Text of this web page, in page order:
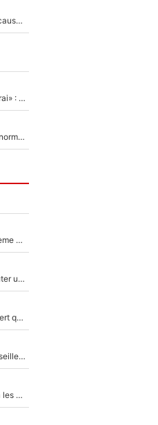
«Détester à vie», Stéphane Guy dans une embrouille à cause du PSG !
Mercato - OM - «Dès que je prends un club, je t’appellerai» : La promesse de Marcelino au moment de claquer la porte
Victime de racisme contre Murray, Kyrgios pousse un énorme coup de gueule !
Michael Olise : Pierre Ménès annonce un premier problème pour Zinedine Zidane en équipe de France
«C’est un très bon choix» : L'OM fait une offre pour recruter un ancien joueur du PSG... et c'est validé dans l'After Foot !
140M€ pour Yan Diomandé : Le PSG a dit non au transfert qui bat tous les records sur le mercato
La crise financière continue de faire des ravages à Marseille : L’OM a placé 12 joueurs sur le marché des transferts… et ça pourrait lui rapporter près de 100M€ !
Maghnes Akliouche raconte sa signature au PSG : Voilà les coulisses de son transfert de rêve à 50M€